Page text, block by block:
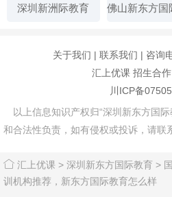
深圳新洲际教育 佛山新东方国
关于我们 | 联系我们 | 咨询
汇上优课 招生合作
川ICP备
以上信息知识产权归“深圳新东方国
和合法性负责，如有侵权或投诉，请联
汇上优课 > 深圳新东方国际教育 >
训机构推荐，新东方国际教育怎么样